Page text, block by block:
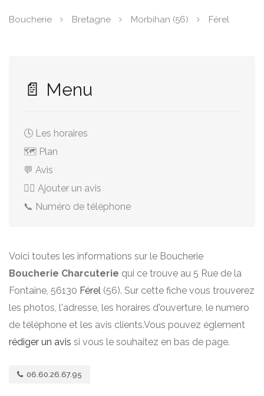
Boucherie Bretagne Morbihan (56) Férel
📄 Menu
🕓 Les horaires
🗺️ Plan
💬 Avis
✍🏻 Ajouter un avis
📞 Numéro de téléphone
Voici toutes les informations sur le Boucherie
Boucherie Charcuterie qui ce trouve au 5 Rue de la
Fontaine, 56130 Férel (56). Sur cette fiche vous trouverez
les photos, l'adresse, les horaires d'ouverture, le numero
de téléphone et les avis clients.Vous pouvez églement
rédiger un avis si vous le souhaitez en bas de page.
06.60.26.67.95